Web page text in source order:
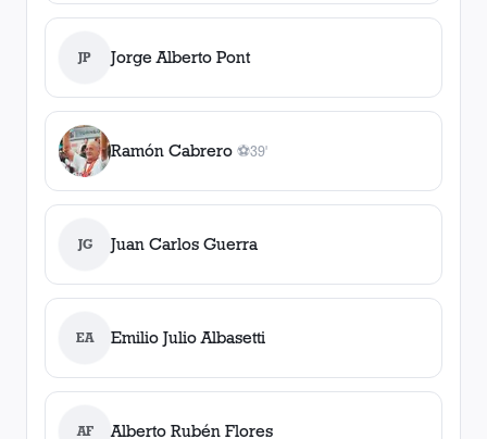
JP Jorge Alberto Pont
Ramón Cabrero ⚽
1gol
39'
JG Juan Carlos Guerra
EA Emilio Julio Albasetti
AF Alberto Rubén Flores